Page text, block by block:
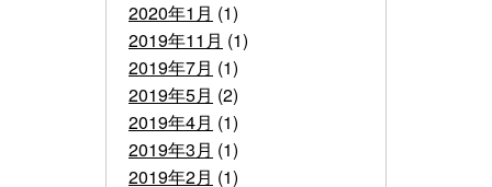
2020年1月 (1)
2019年11月 (1)
2019年7月 (1)
2019年5月 (2)
2019年4月 (1)
2019年3月 (1)
2019年2月 (1)